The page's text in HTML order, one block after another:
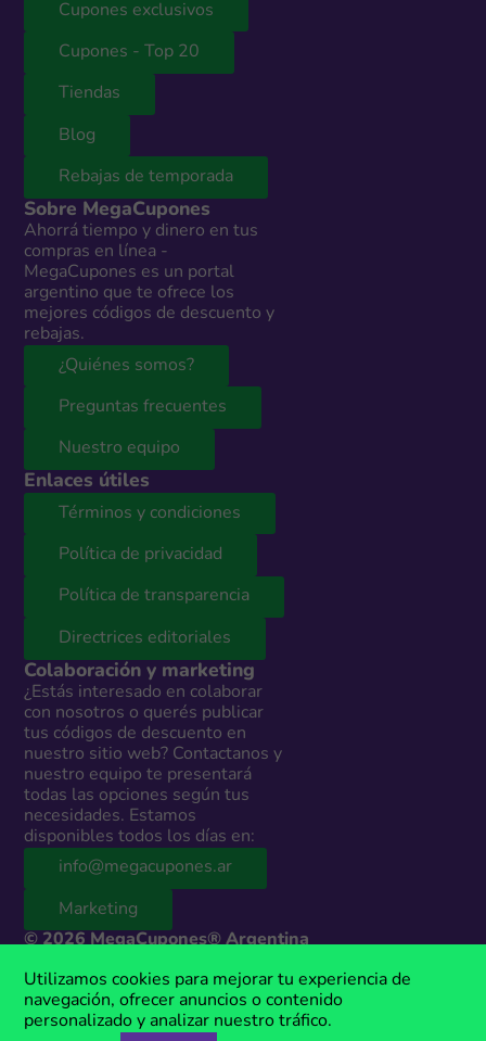
Cupones exclusivos
Cupones - Top 20
Tiendas
Blog
Rebajas de temporada
Sobre MegaCupones
Ahorrá tiempo y dinero en tus
compras en línea -
MegaCupones es un portal
argentino que te ofrece los
mejores códigos de descuento y
rebajas.
¿Quiénes somos?
Preguntas frecuentes
Nuestro equipo
Enlaces útiles
Términos y condiciones
Política de privacidad
Política de transparencia
Directrices editoriales
Colaboración y marketing
¿Estás interesado en colaborar
con nosotros o querés publicar
tus códigos de descuento en
nuestro sitio web? Contactanos y
nuestro equipo te presentará
todas las opciones según tus
necesidades. Estamos
disponibles todos los días en:
info@megacupones.ar
Marketing
© 2026 MegaCupones® Argentina
Este sitio web contiene enlaces de afiliados a productos y servicios de
terceros. Si realizás una compra a través de estos enlaces, podemos
recibir una comisión sin costo adicional para vos. MegaCupones® es
una marca registrada, propiedad de Anima Media.
Utilizamos cookies para mejorar tu experiencia de
navegación, ofrecer anuncios o contenido
personalizado y analizar nuestro tráfico.